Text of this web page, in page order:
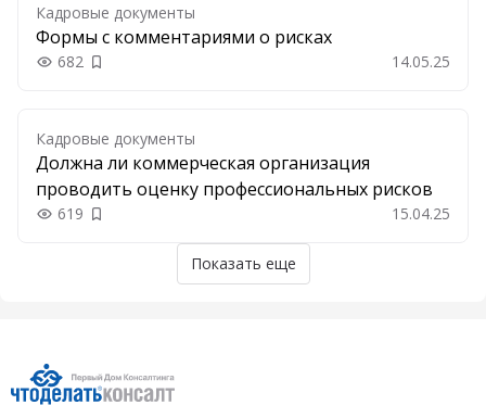
Кадровые документы
Формы с комментариями о рисках
682 Добавить в закладки 14.05.25
Кадровые документы
Должна ли коммерческая организация
проводить оценку профессиональных рисков
619 Добавить в закладки 15.04.25
Показать еще